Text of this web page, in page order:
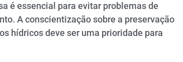
é essencial para evitar problemas de
A conscientização sobre a preservação
hídricos deve ser uma prioridade para